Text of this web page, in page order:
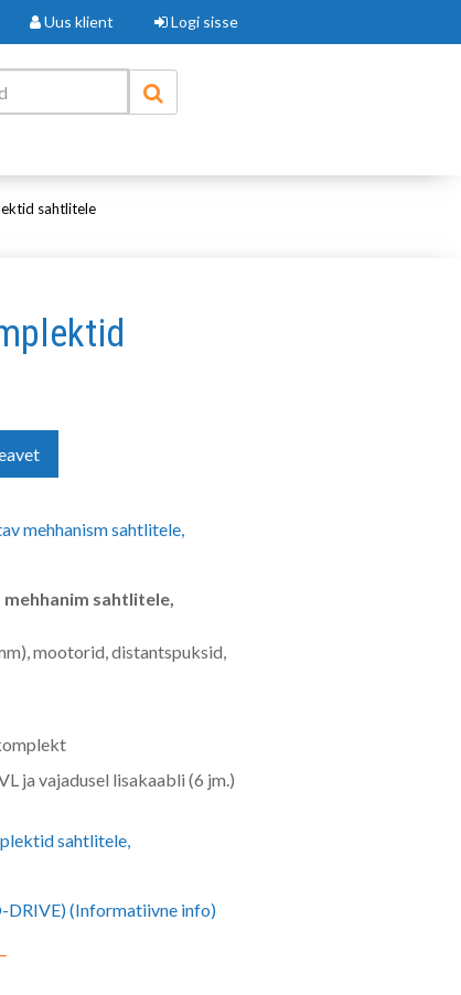
Uus klient Logi sisse
sahtlitele
mehhanism sahtlitele,
sahtlitele,
mootorid, distantspuksid,
ja vajadusel lisakaabli (6 jm.)
sahtlitele,
DRIVE) (Informatiivne info)